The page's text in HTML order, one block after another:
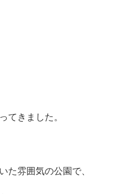
てきました。
た雰囲気の公園で、